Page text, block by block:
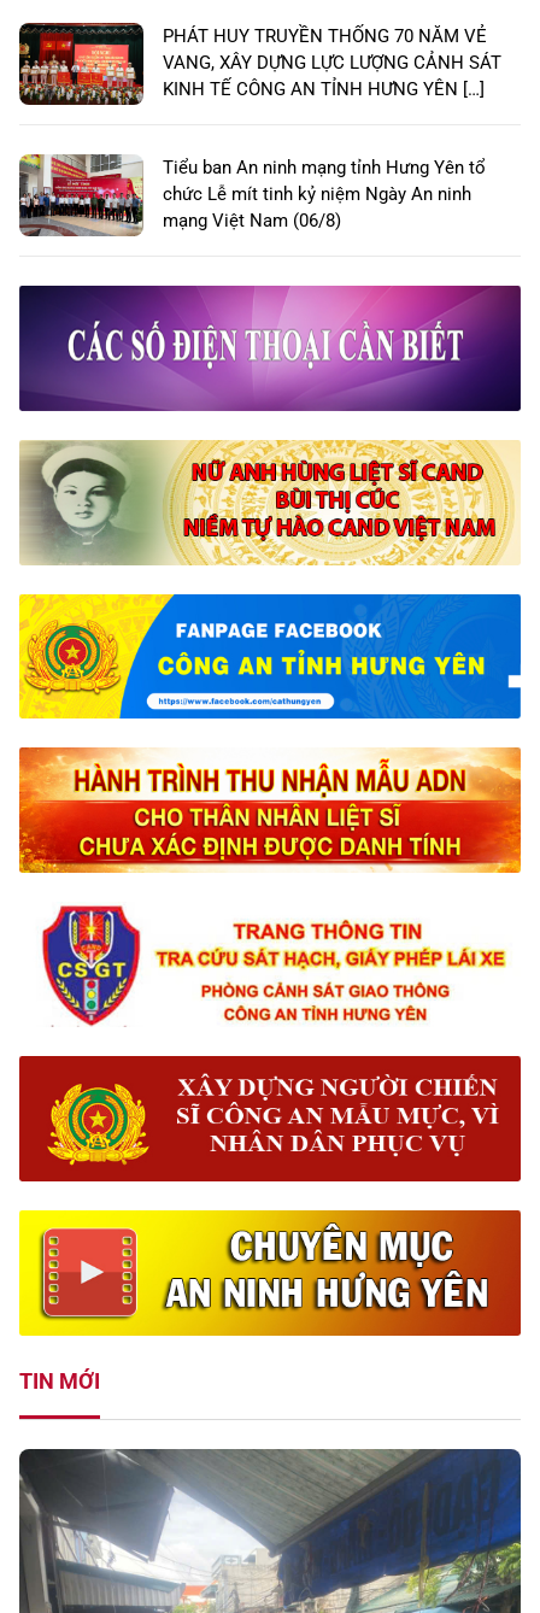
PHÁT HUY TRUYỀN THỐNG 70 NĂM VẺ
VANG, XÂY DỰNG LỰC LƯỢNG CẢNH SÁT
KINH TẾ CÔNG AN TỈNH HƯNG YÊN […]
Tiểu ban An ninh mạng tỉnh Hưng Yên tổ
chức Lễ mít tinh kỷ niệm Ngày An ninh
mạng Việt Nam (06/8)
TIN MỚI